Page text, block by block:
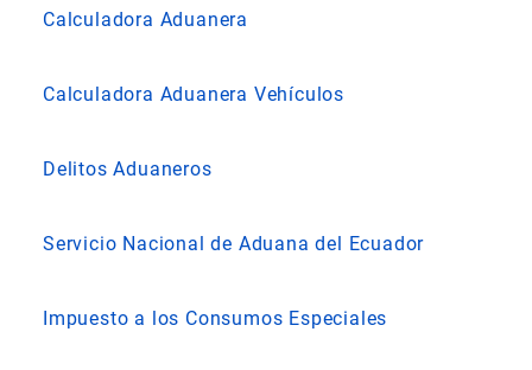
Calculadora Aduanera
Calculadora Aduanera Vehículos
Delitos Aduaneros
Servicio Nacional de Aduana del Ecuador
Impuesto a los Consumos Especiales